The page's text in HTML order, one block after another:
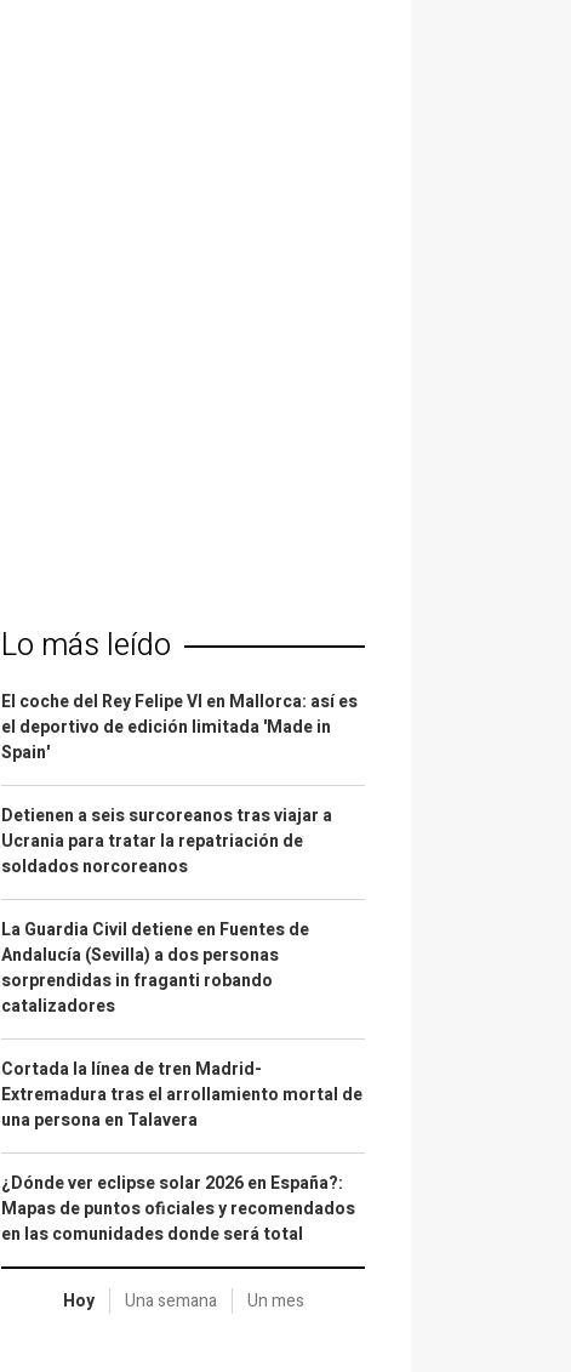
Lo más leído
El coche del Rey Felipe VI en Mallorca: así es
el deportivo de edición limitada 'Made in
Spain'
Detienen a seis surcoreanos tras viajar a
Ucrania para tratar la repatriación de
soldados norcoreanos
La Guardia Civil detiene en Fuentes de
Andalucía (Sevilla) a dos personas
sorprendidas in fraganti robando
catalizadores
Cortada la línea de tren Madrid-
Extremadura tras el arrollamiento mortal de
una persona en Talavera
¿Dónde ver eclipse solar 2026 en España?:
Mapas de puntos oficiales y recomendados
en las comunidades donde será total
Hoy Una semana Un mes